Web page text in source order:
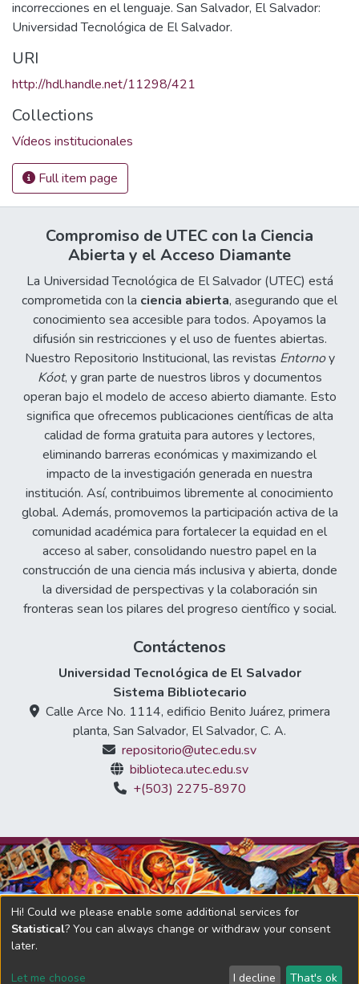
incorrecciones en el lenguaje. San Salvador, El Salvador:
Universidad Tecnológica de El Salvador.
URI
http://hdl.handle.net/11298/421
Collections
Vídeos institucionales
Full item page
Compromiso de UTEC con la Ciencia
Abierta y el Acceso Diamante
La Universidad Tecnológica de El Salvador (UTEC) está
comprometida con la ciencia abierta, asegurando que el
conocimiento sea accesible para todos. Apoyamos la
difusión sin restricciones y el uso de fuentes abiertas.
Nuestro Repositorio Institucional, las revistas Entornoy
Kóot, y gran parte de nuestros libros y documentos
operan bajo el modelo de acceso abierto diamante. Esto
significa que ofrecemos publicaciones científicas de alta
calidad de forma gratuita para autores y lectores,
eliminando barreras económicas y maximizando el
impacto de la investigación generada en nuestra
institución. Así, contribuimos libremente al conocimiento
global. Además, promovemos la participación activa de la
comunidad académica para fortalecer la equidad en el
acceso al saber, consolidando nuestro papel en la
construcción de una ciencia más inclusiva y abierta, donde
la diversidad de perspectivas y la colaboración sin
fronteras sean los pilares del progreso científico y social.
Contáctenos
Universidad Tecnológica de El Salvador
Sistema Bibliotecario
Calle Arce No. 1114, edificio Benito Juárez, primera
planta, San Salvador, El Salvador, C. A.
repositorio@utec.edu.sv
biblioteca.utec.edu.sv
+(503) 2275-8970
DSpace software copyright © 2002-2026LYRASIS
Hi! Could we please enable some additional services for
Statistical? You can always change or withdraw your consent
later.
Let me choose I decline That's ok